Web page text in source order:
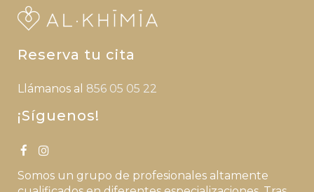
Reserva tu cita
Llámanos al 856 05 05 22
¡Síguenos!
Somos un grupo de profesionales altamente